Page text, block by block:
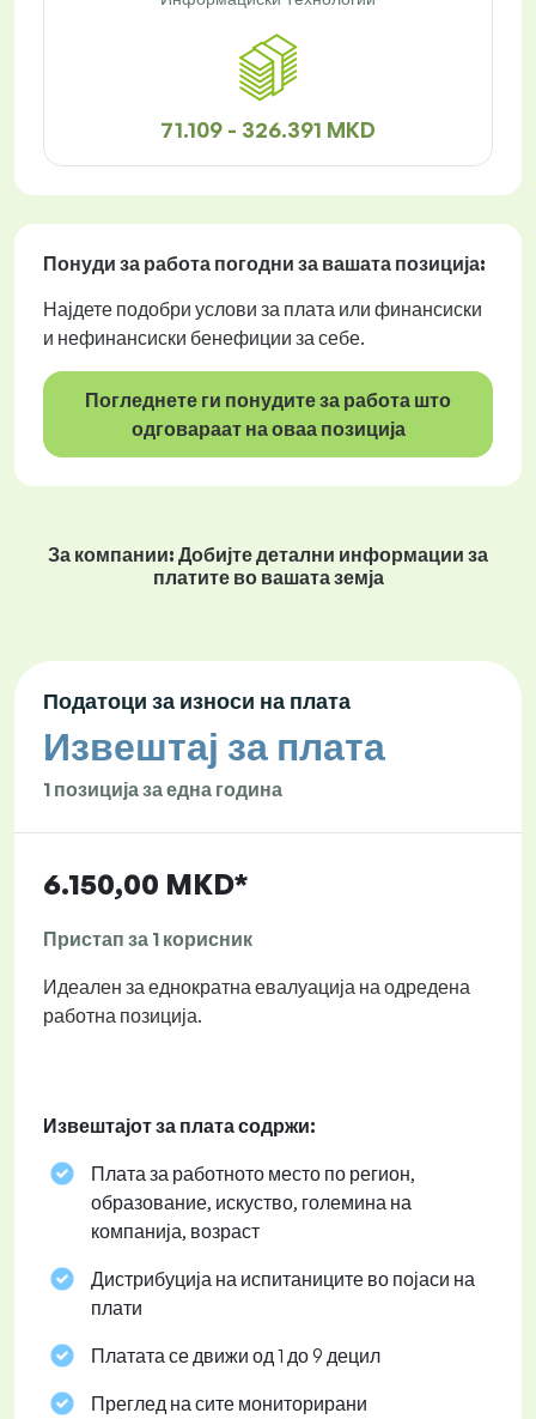
71.109 - 326.391 MKD
Понуди за работа погодни за вашата позиција:
Најдете подобри услови за плата или финансиски
и нефинансиски бенефиции за себе.
Погледнете ги понудите за работа што
одговараат на оваа позиција
За компании: Добијте детални информации за
платите во вашата земја
Податоци за износи на плата
Извештај за плата
1 позиција за една година
6.150,00 MKD*
Пристап за 1 корисник
Идеален за еднократна евалуација на одредена
работна позиција.
Извештајот за плата содржи:
Плата за работното место по регион,
образование, искуство, големина на
компанија, возраст
Дистрибуција на испитаниците во појаси на
плати
Платата се движи од 1 до 9 децил
Преглед на сите мониторирани